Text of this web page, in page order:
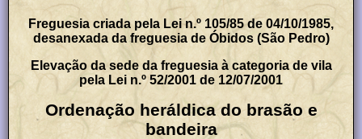
Freguesia criada pela Lei n.º 105/85 de 04/10/1985,
desanexada da freguesia de Óbidos (São Pedro)
Elevação da sede da freguesia à categoria de vila
pela Lei n.º 52/2001 de 12/07/2001
Ordenação heráldica do brasão e
bandeira